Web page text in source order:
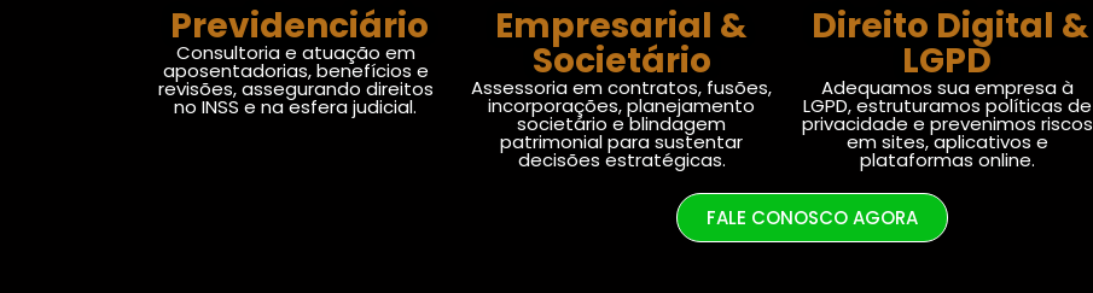
Previdenciário
Consultoria e atuação em
aposentadorias, benefícios e
revisões, assegurando direitos
no INSS e na esfera judicial.
Empresarial &
Societário
Assessoria em contratos, fusões,
incorporações, planejamento
societário e blindagem
patrimonial para sustentar
decisões estratégicas.
Direito Digital &
LGPD
Adequamos sua empresa à
LGPD, estruturamos políticas de
privacidade e prevenimos riscos
em sites, aplicativos e
plataformas online.
FALE CONOSCO AGORA